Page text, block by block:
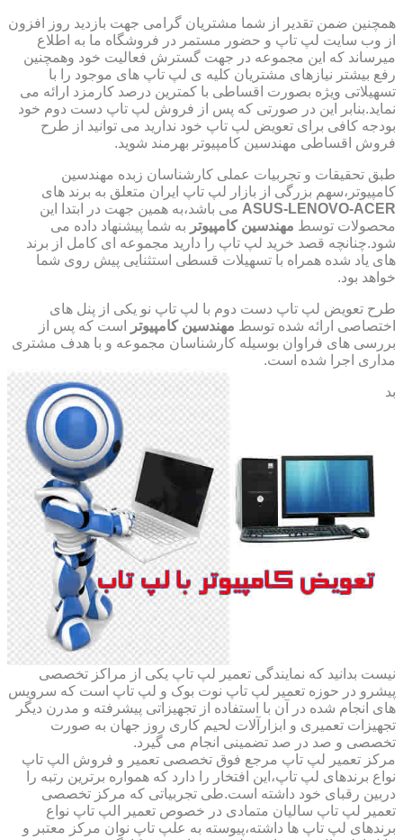
همچنین ضمن تقدیر از شما مشتریان گرامی جهت بازدید روز افزون
از وب سایت لپ تاپ و حضور مستمر در فروشگاه ما به اطلاع
میرساند که این مجموعه در جهت گسترش فعالیت خود وهمچنین
رفع بیشتر نیازهای مشتریان کلیه ی لپ تاپ های موجود را با
تسهیلاتی ویژه بصورت اقساطی با کمترین درصد کارمزد ارائه می
نماید.بنابر این در صورتی که پس از فروش لپ تاپ دست دوم خود
بودجه کافی برای تعویض لپ تاپ خود ندارید می توانید از طرح
فروش اقساطی مهندسین کامپیوتر بهرمند شوید.
طبق تحقیقات و تجربیات عملی کارشناسان زبده مهندسین
کامپیوتر،سهم بزرگی از بازار لپ تاپ ایران متعلق به برند های
ASUS-LENOVO-ACER می باشد،به همین جهت در ابتدا این
محصولات توسط مهندسین کامپیوتر به شما پیشنهاد داده می
شود.چنانچه قصد خرید لپ تاپ را دارید مجموعه ای کامل از برند
های یاد شده همراه با تسهیلات قسطی استثنایی پیش روی شما
خواهد بود.
طرح تعویض لپ تاپ دست دوم با لپ تاپ نو یکی از پنل های
اختصاصی ارائه شده توسط مهندسین کامپیوتر
است که پس از
بررسی های فراوان بوسیله کارشناسان مجموعه و با هدف مشتری
مداری اجرا شده است.
بد
نیست بدانید که نمایندگی تعمیر لپ تاپ یکی از مراکز تخصصی
پیشرو در حوزه تعمیر لپ تاپ نوت بوک و لپ تاپ است که سرویس
های انجام شده در آن با استفاده از تجهیزاتی پیشرفته و مدرن دیگر
تجهیزات تعمیری و ابزارآلات لحیم کاری روز جهان به صورت
تخصصی و صد در صد تضمینی انجام می گیرد.
مرکز تعمیر لپ تاپ مرجع فوق تخصصی تعمیر و فروش الپ تاپ
نواع برندهای لپ تاپ،این افتخار را دارد که همواره برترین رتبه را
دربین رقبای خود داشته است.طی تجربیاتی که مرکز تخصصی
تعمیر لپ تاپ سالیان متمادی در خصوص تعمیر الپ تاپ نواع
برندهای لپ تاپ ها داشته،پیوسته به علپ تاپ نوان مرکز معتبر و